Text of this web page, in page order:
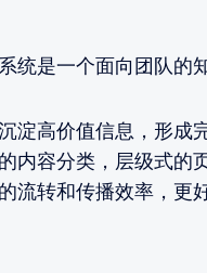
统是一个面向团队的
淀高价值信息，形成
内容分类，层级式的
流转和传播效率，更